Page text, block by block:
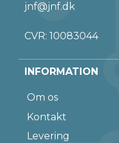
jnf@jnf.dk
CVR: 10083044
INFORMATION
Om os
Kontakt
Levering